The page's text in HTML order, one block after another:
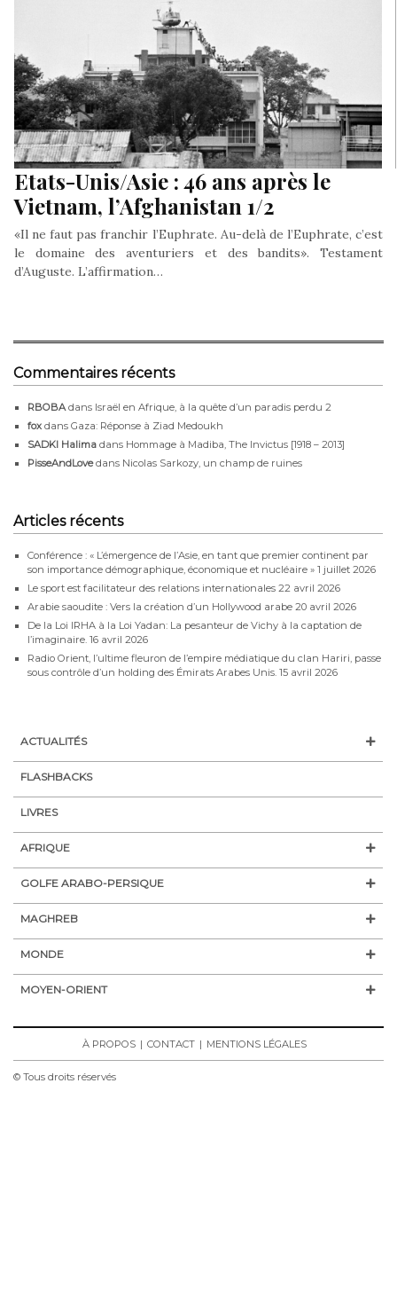
Etats-Unis/Asie : 46 ans après le
Vietnam, l’Afghanistan 1/2
«Il ne faut pas franchir l’Euphrate. Au-delà de l’Euphrate, c’est
le domaine des aventuriers et des bandits». Testament
d’Auguste. L’affirmation…
Commentaires récents
RBOBA dans Israël en Afrique, à la quête d’un paradis perdu 2
fox dans Gaza: Réponse à Ziad Medoukh
SADKI Halima dans Hommage à Madiba, The Invictus [1918 – 2013]
PisseAndLovedans Nicolas Sarkozy, un champ de ruines
Articles récents
Conférence : « L’émergence de l’Asie, en tant que premier continent par
son importance démographique, économique et nucléaire » 1 juillet 2026
Le sport est facilitateur des relations internationales 22 avril 2026
Arabie saoudite : Vers la création d’un Hollywood arabe 20 avril 2026
De la Loi IRHA à la Loi Yadan: La pesanteur de Vichy à la captation de
l’imaginaire. 16 avril 2026
Radio Orient, l’ultime fleuron de l’empire médiatique du clan Hariri, passe
sous contrôle d’un holding des Émirats Arabes Unis. 15 avril 2026
ACTUALITÉS
FLASHBACKS
LIVRES
AFRIQUE
GOLFE ARABO-PERSIQUE
MAGHREB
MONDE
MOYEN-ORIENT
À PROPOS CONTACT MENTIONS LÉGALES
© Tous droits réservés